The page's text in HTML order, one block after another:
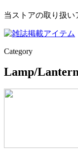
当ストアの取り扱い
Category
Lamp/